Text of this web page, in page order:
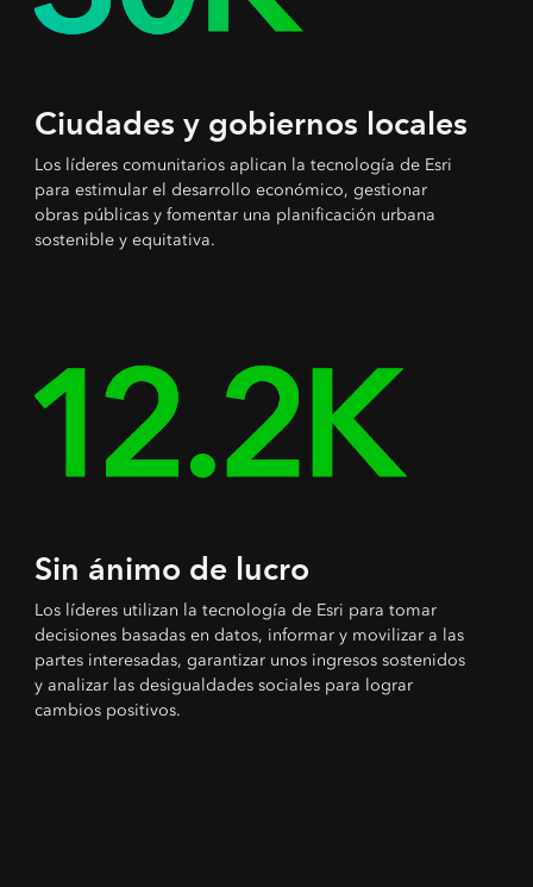
Ciudades y gobiernos locales
Los líderes comunitarios aplican la tecnología de Esri
para estimular el desarrollo económico, gestionar
obras públicas y fomentar una planificación urbana
sostenible y equitativa.
Sin ánimo de lucro
Los líderes utilizan la tecnología de Esri para tomar
decisiones basadas en datos, informar y movilizar a las
partes interesadas, garantizar unos ingresos sostenidos
y analizar las desigualdades sociales para lograr
cambios positivos.